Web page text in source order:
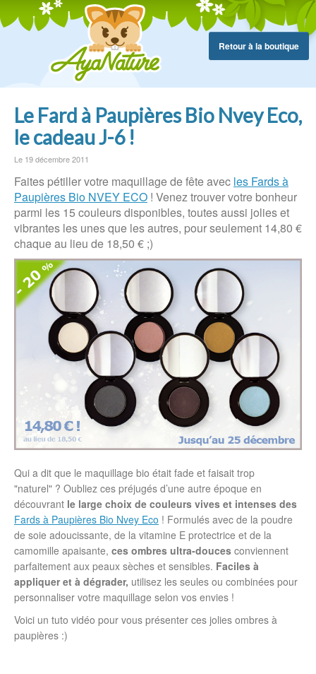
Retour à la boutique
Le Fard à Paupières Bio Nvey Eco,
le cadeau J-6 !
Le 19 décembre 2011
Faites pétiller votre maquillage de fête avec les Fards à
Paupières Bio NVEY ECO ! Venez trouver votre bonheur
parmi les 15 couleurs disponibles, toutes aussi jolies et
vibrantes les unes que les autres, pour seulement 14,80 €
chaque au lieu de 18,50 € ;)
Qui a dit que le maquillage bio était fade et faisait trop
"naturel" ? Oubliez ces préjugés d’une autre époque en
découvrant le large choix de couleurs vives et intenses des
Fards à Paupières Bio Nvey Eco ! Formulés avec de la poudre
de soie adoucissante, de la vitamine E protectrice et de la
camomille apaisante, ces ombres ultra-douces conviennent
parfaitement aux peaux sèches et sensibles. Faciles à
appliquer et à dégrader, utilisez les seules ou combinées pour
personnaliser votre maquillage selon vos envies !
Voici un tuto vidéo pour vous présenter ces jolies ombres à
paupières :)